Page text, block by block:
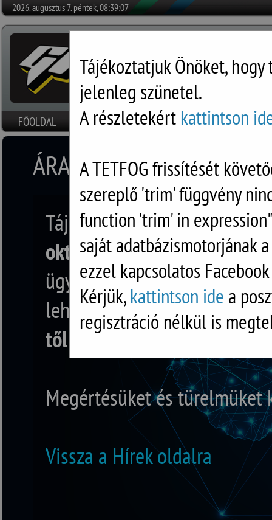
Tájékoztatjuk Önöket,
jelenleg szünetel.
A részletekért kattintson
A TETFOG frissítését
szereplő 'trim' függvény
function 'trim' in
saját adatbázismotorjának
ezzel kapcsolatos
Kérjük,kattintson ide a
regisztráció nélkül is
2026. augusztus 7. péntek, 08:39:07
FŐOLDAL HÍREK SZOFTVEREK RÓLUNK
ÁRAMSZÜNET
Tájékoztatjuk, hogy E.ON
október 16-án, szerdán
ügyfélszolgálatunk zárva
lehetőség. A nap folyamán
től válaszolunk.
Megértésüket és türelmüket
Vissza a Hírek oldalra